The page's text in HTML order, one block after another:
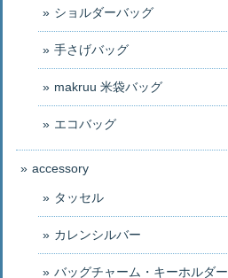
ショルダーバッグ
手さげバッグ
makruu 米袋バッグ
エコバッグ
accessory
タッセル
カレンシルバー
バッグチャーム・キーホルダー